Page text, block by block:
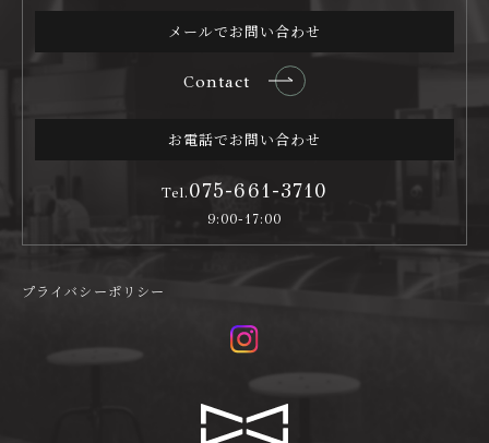
メールでお問い合わせ
Contact
お電話でお問い合わせ
Tel.075-661-3710
9:00-17:00
プライバシーポリシー